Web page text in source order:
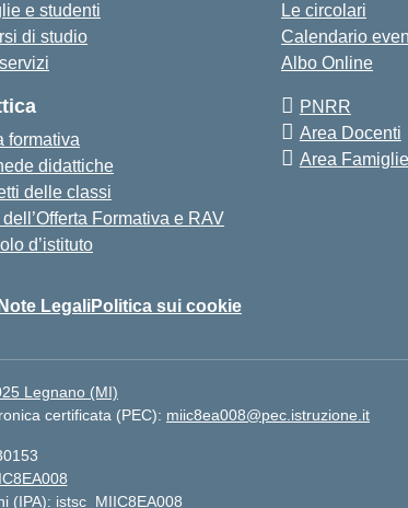
e studenti
di studio
formativa
didattiche
delle classi
Formativa e RAV
d’istituto
Le circolari
Calendario
Albo Online
PNRR
Area Docenti
Area Famiglie
Note LegaliPolitica sui cookie
Legnano (MI)
certificata (PEC): miic8ea008@pec.istruzione.it
(IPA): istsc_MIIC8EA008